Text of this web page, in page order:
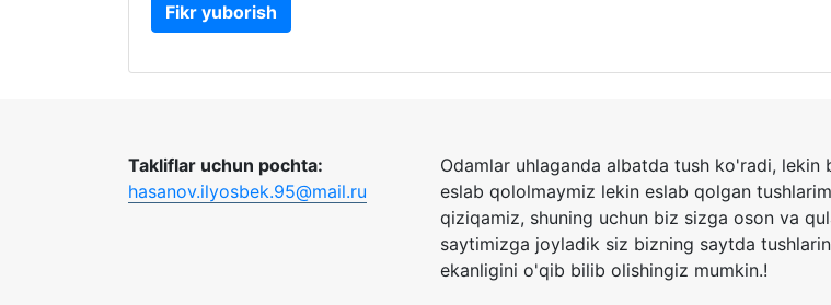
Fikr yuborish
Takliflar uchun pochta:
hasanov.ilyosbek.95@mail.ru
Odamlar uhlaganda albatda tush ko'radi, lekin
eslab qololmaymiz lekin eslab qolgan
qiziqamiz, shuning uchun biz sizga oson va
saytimizga joyladik siz bizning saytda
ekanligini o'qib bilib olishingiz mumkin.!